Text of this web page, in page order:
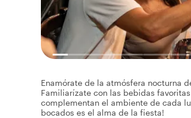
Enamórate de la atmósfera nocturna
Familiarízate con las bebidas
complementan el ambiente de cada
bocados es el alma de la fiesta!